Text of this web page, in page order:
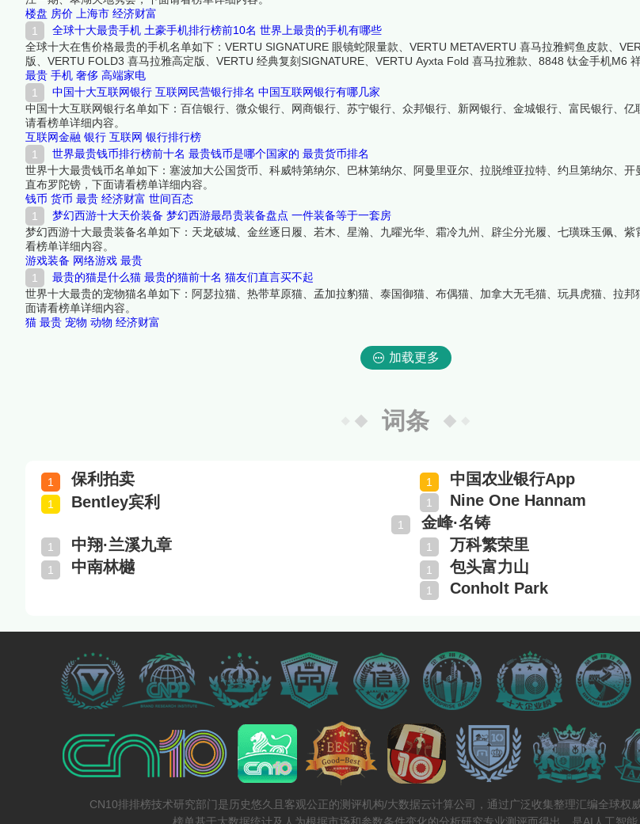
楼盘 房价 上海市 经济财富
全球十大最贵手机 土豪手机排行榜前10名 世界上最贵的手机有哪些
全球十大在售价格最贵的手机名单如下：VERTU SIGNATURE 眼镜蛇限量款、VERTU METAVERTU 喜马拉雅鳄鱼皮款、
版、VERTU FOLD3 喜马拉雅高定版、VERTU 经典复刻SIGNATURE、VERTU Ayxta Fold 喜马拉雅款、8848 钛金手机M6
5G 高定版、VERTU ASTER P 哥特系列、GEMRY V11V 鳄皮版，下面请看榜单详细内容。
最贵 手机 奢侈 高端家电
中国十大互联网银行 互联网民营银行排名 中国互联网银行有哪几家
中国十大互联网银行名单如下：百信银行、微众银行、网商银行、苏宁银行、众邦银行、新网银行、金城银行、富民银行、
请看榜单详细内容。
互联网金融 银行 互联网 银行排行榜
世界最贵钱币排行榜前十名 最贵钱币是哪个国家的 最贵货币排名
世界十大最贵钱币名单如下：塞波加大公国货币、科威特第纳尔、巴林第纳尔、阿曼里亚尔、拉脱维亚拉特、约旦第纳尔、开
直布罗陀镑，下面请看榜单详细内容。
钱币 货币 最贵 经济财富 世间百态
梦幻西游十大天价装备 梦幻西游最昂贵装备盘点 一件装备等于一套房
梦幻西游十大最贵装备名单如下：天龙破城、金丝逐日履、若木、星瀚、九曜光华、霜冷九州、辟尘分光履、七璜珠玉佩、
看榜单详细内容。
游戏装备 网络游戏 最贵
最贵的猫是什么猫 最贵的猫前十名 猫友们直言买不起
世界十大最贵的宠物猫名单如下：阿瑟拉猫、热带草原猫、孟加拉豹猫、泰国御猫、布偶猫、加拿大无毛猫、玩具虎猫、拉
面请看榜单详细内容。
猫 最贵 宠物 动物 经济财富
加载更多
词条
保利拍卖
中国农业银行App
Bentley宾利
Nine One Hannam
金峰·名铸
万科繁荣里
中翔·兰溪九章
包头富力山
中南林樾
Conholt Park
CN10排排榜技术研究部门是历史悠久且客观公正的测评机构/大数据云计算公司，通过广泛收集整理汇编全球权